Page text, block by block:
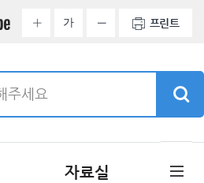
가 프린트
자료실